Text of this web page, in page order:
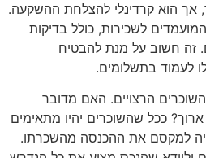
אך הוא קרדינלי להצלחת ההשקעה.
לשכירות, כולל בדיקות
זה חשוב על מנת להבטיח
לעמוד בתשלומים.
הרצויים. האם מדובר
ככל שהשוכרים יהיו מתאימים
למקסם את ההכנסה מהשכרתו.